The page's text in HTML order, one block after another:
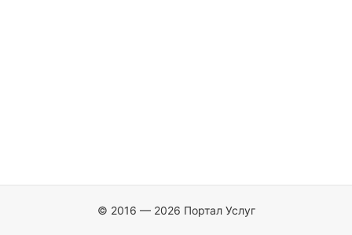
© 2016 — 2026 Портал Услуг